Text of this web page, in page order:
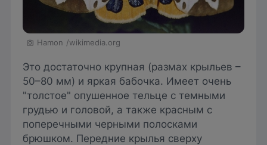
Hamon /wikimedia.org
Это достаточно крупная (размах крыльев –
50–80 мм) и яркая бабочка. Имеет очень
"толстое" опушенное тельце с темными
грудью и головой, а также красным с
поперечными черными полосками
брюшком. Передние крылья сверху